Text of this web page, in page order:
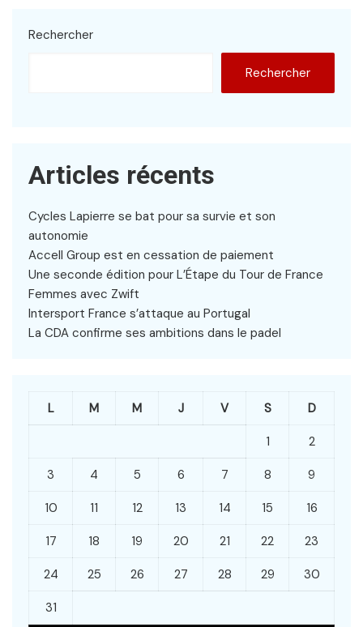
Rechercher
Rechercher
Articles récents
Cycles Lapierre se bat pour sa survie et son
autonomie
Accell Group est en cessation de paiement
Une seconde édition pour L’Étape du Tour de France
Femmes avec Zwift
Intersport France s’attaque au Portugal
La CDA confirme ses ambitions dans le padel
L M M J V S D
1 2
3 4 5 6 7 8 9
10 11 12 13 14 15 16
17 18 19 20 21 22 23
24 25 26 27 28 29 30
31